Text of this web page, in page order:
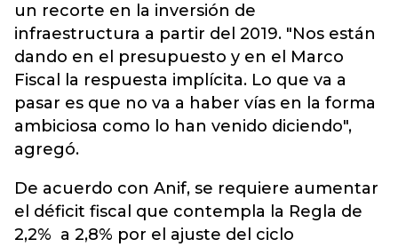
un recorte en la inversión de
infraestructura a partir del 2019. "Nos están
dando en el presupuesto y en el Marco
Fiscal la respuesta implícita. Lo que va a
pasar es que no va a haber vías en la forma
ambiciosa como lo han venido diciendo",
agregó.
De acuerdo con Anif, se requiere aumentar
el déficit fiscal que contempla la Regla de
2,2% a 2,8% por el ajuste del ciclo